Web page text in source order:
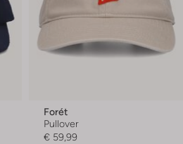
Forét
Pullover
€ 59,99